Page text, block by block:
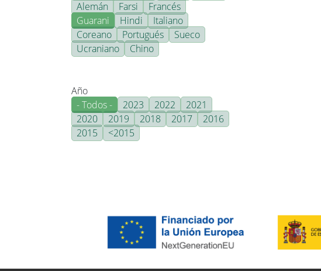
Alemán
Farsi
Francés
Guarani
Hindi
Italiano
Coreano
Portugués
Sueco
Ucraniano
Chino
Año
- Todos -
2023 2022
2021
2020
2019 2018 2017
2016
2015
<2015